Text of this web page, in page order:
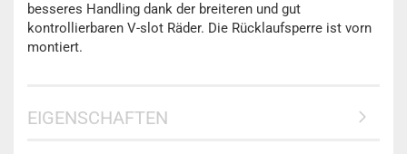
besseres Handling dank der breiteren und gut
kontrollierbaren V-slot Räder. Die Rücklaufsperre ist vorn
montiert.
EIGENSCHAFTEN